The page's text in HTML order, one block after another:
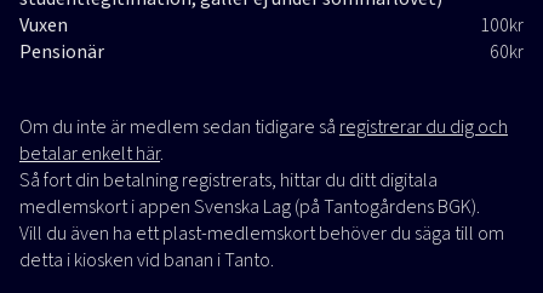
Vuxen
100kr
Pensionär
60kr
Om du inte är medlem sedan tidigare så registrerar du dig och
betalar enkelt här.
Så fort din betalning registrerats, hittar du ditt digitala
medlemskort i appen Svenska Lag (på Tantogårdens BGK).
Vill du även ha ett plast-medlemskort behöver du säga till om
detta i kiosken vid banan i Tanto.